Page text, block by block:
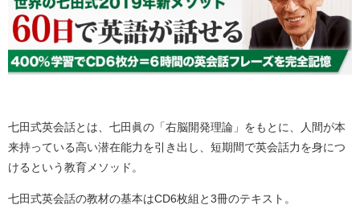
七田式英会話とは、七田眞の「右脳開発理論」をもとに、人間が本
来持っている高い潜在能力を引き出し、短期間で英会話力を身につ
けるという教育メソッド。
七田式英会話の教材の基本はCD6枚組と3冊のテキスト。